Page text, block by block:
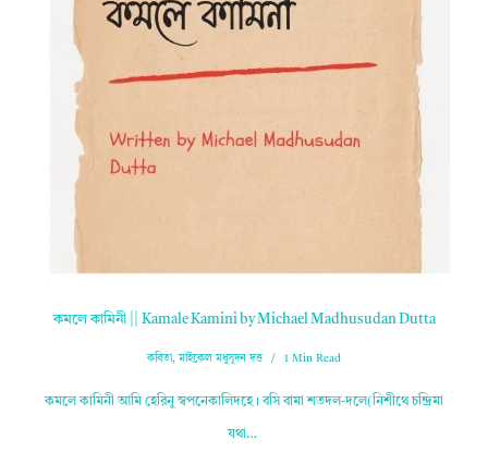
কমলে কামিনী || Kamale Kamini by Michael Madhusudan Dutta
কবিতা,মাইকেল মধুসূদন দত্ত 1 Min Read
কমলে কামিনী আমি হেরিনু স্বপনেকালিদহে। বসি বামা শতদল-দলে(নিশীথে চন্দ্রিমা
যথা…